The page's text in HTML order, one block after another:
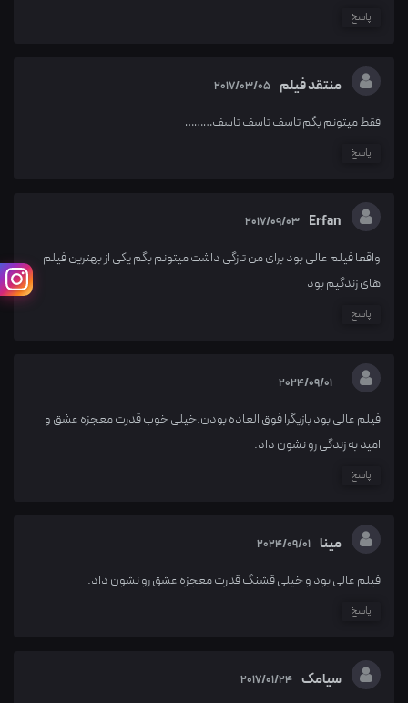
پاسخ
منتقد فیلم 2017/03/05
فقط میتونم بگم تاسف تاسف تاسف………
پاسخ
Erfan
2017/09/03
واقعا فیلم عالی بود برای من تازگی داشت میتونم بگم یکی از بهترین فیلم
های زندگیم بود
پاسخ
2024/09/01
فیلم عالی بود بازیگرا فوق العاده بودن.خیلی خوب قدرت معجزه عشق و
امید به زندگی رو نشون داد.
پاسخ
مینا 2024/09/01
فیلم عالی بود و خیلی قشنگ قدرت معجزه عشق رو نشون داد.
پاسخ
سیامک 2017/01/24